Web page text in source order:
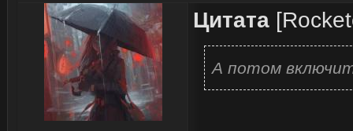
Цитата
А потом